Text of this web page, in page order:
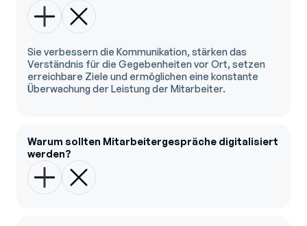
Sie verbessern die Kommunikation, stärken das
Verständnis für die Gegebenheiten vor Ort, setzen
erreichbare Ziele und ermöglichen eine konstante
Überwachung der Leistung der Mitarbeiter.
Warum sollten Mitarbeitergespräche digitalisiert
werden?